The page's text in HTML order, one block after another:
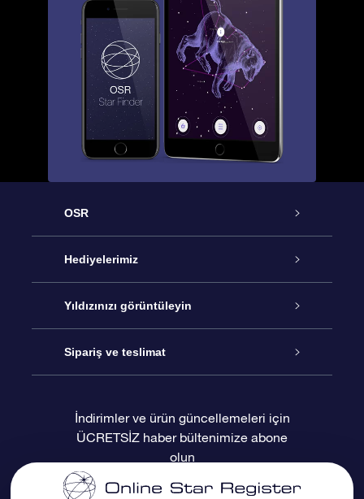
OSR
Hizmet
İletişim
Blogu
Değerlendirmeler
Hediyelerimiz
Çevrimiçi Yıldız Hediyesi
OSR Hediye Paketi
OSR Hediye Kartı
Kurumsal hediyeler
Yıldızınızı görüntüleyin
Star Register
Kişiselleştirilmiş Yıldız Sayfası
Bir Milyon Yıldız
Sipariş ve teslimat
Ödeme bilgileri
Sevkiyat bilgileri
İndirimler ve ürün güncellemeleri için
ÜCRETSİZ haber bültenimize abone
olun